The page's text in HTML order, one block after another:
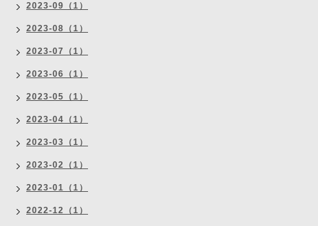
2023-09（1）
2023-08（1）
2023-07（1）
2023-06（1）
2023-05（1）
2023-04（1）
2023-03（1）
2023-02（1）
2023-01（1）
2022-12（1）